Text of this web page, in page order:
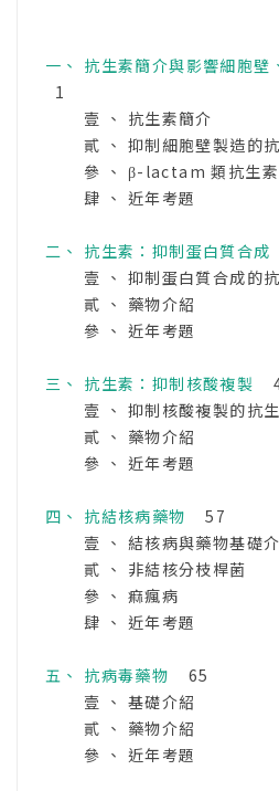
一、 抗生素簡介與影響細胞壁
1
壹 、 抗生素簡介
貳 、 抑制細胞壁製造的抗
參 、 β-lactam 類抗生素
肆 、 近年考題
二、 抗生素：抑制蛋白質合成
壹 、 抑制蛋白質合成的抗
貳 、 藥物介紹
參 、 近年考題
三、 抗生素：抑制核酸複製
壹 、 抑制核酸複製的抗生
貳 、 藥物介紹
參 、 近年考題
四、 抗結核病藥物57
壹 、 結核病與藥物基礎
貳 、 非結核分枝桿菌
參 、 痲瘋病
肆 、 近年考題
五、 抗病毒藥物 65
壹 、 基礎介紹
貳 、 藥物介紹
參 、 近年考題